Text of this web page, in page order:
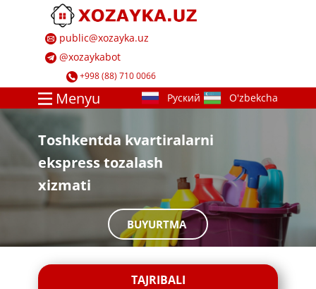
​ ​public@xozayka.uz
​ ​@xozayk​abot
​ ​+998 (88) 710 0066
Menyu
​Toshkentda kvartiralarni
ekspress tozalash
xizmati
BUYURTMA
​​TAJRIBALI